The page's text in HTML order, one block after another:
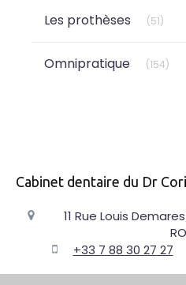
Les prothèses (51)
Omnipratique (154)
Cabinet dentaire du Dr
11 Rue Louis
+33 7 88 30 27 27